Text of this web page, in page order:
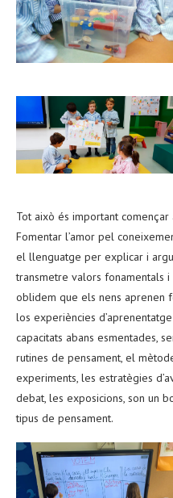
Tot això és important
Fomentar l’amor pel
el llenguatge per explicar i
transmetre valors fonamentals
oblidem que els nens aprenen
los experiències
capacitats abans esmentades,
rutines de pensament, el
experiments, les estratègies
debat, les exposicions, son un
tipus de pensament.